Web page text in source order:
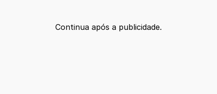
Continua após a publicidade.